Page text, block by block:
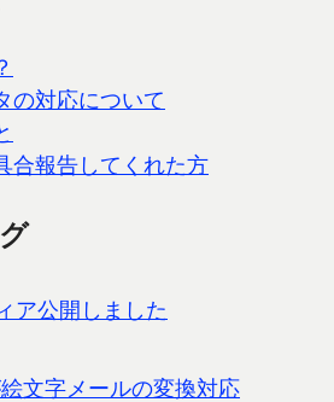
の対応について
合報告してくれた方
ア公開しました
文字メールの変換対応